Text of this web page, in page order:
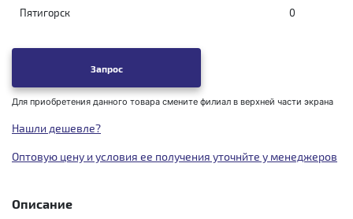
Пятигорск
0
Запрос
Для приобретения данного товара смените филиал в верхней части экрана
Нашли дешевле?
Оптовую цену и условия ее получения уточнйте у менеджеров
Описание